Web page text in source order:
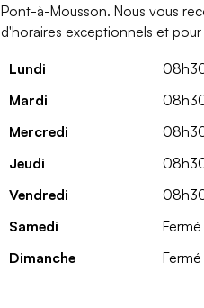
Pont-à-Mousson. Nous vous
d'horaires exceptionnels et
Lundi
Mardi
Mercredi
Jeudi
Vendredi
Samedi
Fermé
Dimanche
Fermé